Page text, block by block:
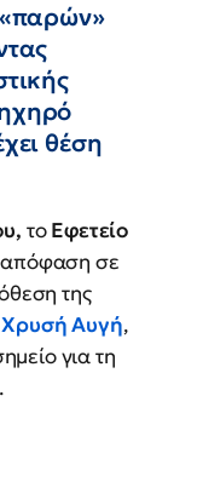
«παρών»
θέση
τοΕφετείο
απόφαση σε
της
Χρυσή Αυγή,
για τη